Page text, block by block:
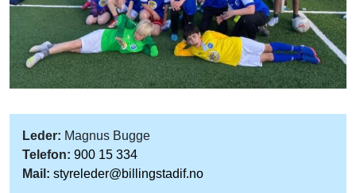
Leder: Magnus Bugge
Telefon: 900 15 334
Mail: styreleder@billingstadif.no